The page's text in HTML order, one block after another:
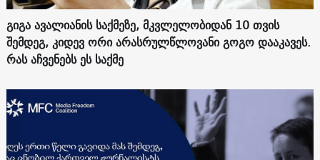
გიგა ავალიანის საქმეზე, მკვლელობიდან 10 თვის
შემდეგ, კიდევ ორი არასრულწლოვანი გოგო დააკავეს.
რას აჩვენებს ეს საქმე